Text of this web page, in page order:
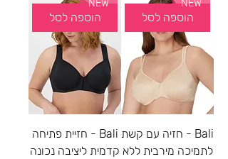
הוספה לסל
NEW
Bali - חזיה עם קשת
לתמיכה מירבית ללא
הוספה לסל
NEW
Bali - חזיית פתיחה
קדמית ליציבה נכונה